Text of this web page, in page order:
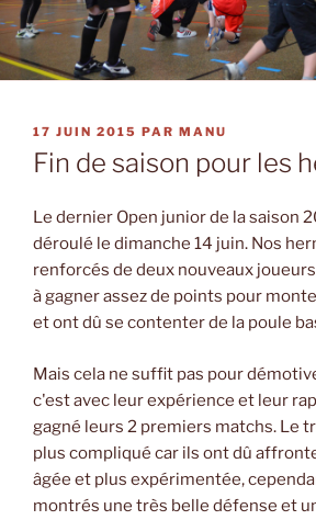
PUBLIÉ
LE
17 JUIN 2015 PAR MANU
Fin de saison pour les
Le dernier Open junior de la saison
déroulé le dimanche 14 juin. Nos
renforcés de deux nouveaux
à gagner assez de points pour
et ont dû se contenter de la poule
Mais cela ne suffit pas pour
c'est avec leur expérience et leur
gagné leurs 2 premiers matchs. Le
plus compliqué car ils ont dû
âgée et plus expérimentée,
montrés une très belle défense et